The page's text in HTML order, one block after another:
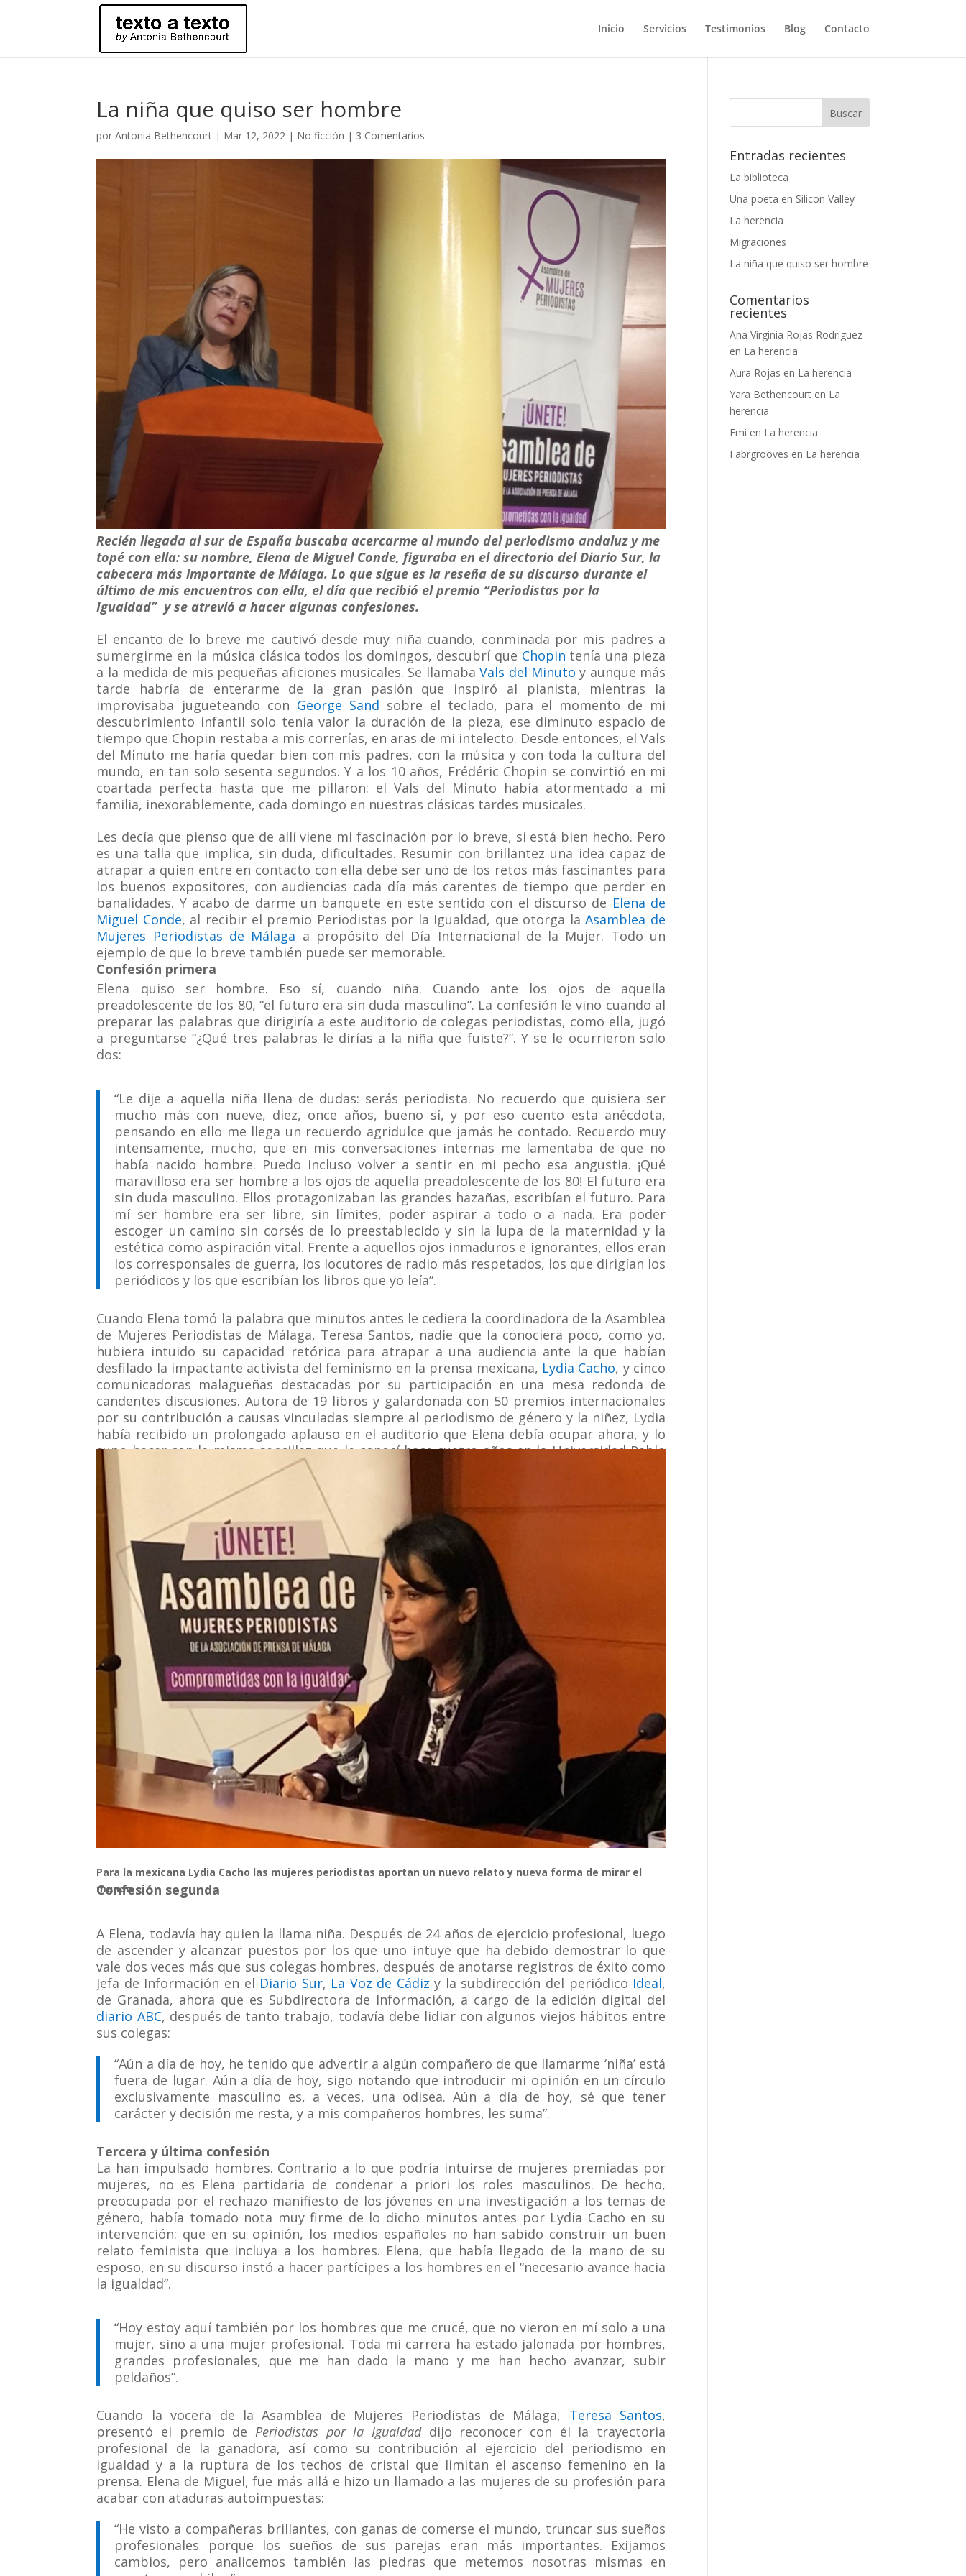
Inicio Servicios Testimonios Blog Contacto
La niña que quiso ser hombre
porAntonia Bethencourt | Mar 12, 2022 | No ficción | 3 Comentarios
Recién llegada al sur de España buscaba acercarme al mundo del periodismo andaluz y me
topé con ella: su nombre, Elena de Miguel Conde, figuraba en el directorio del Diario Sur, la
cabecera más importante de Málaga. Lo que sigue es la reseña de su discurso durante el
último de mis encuentros con ella, el día que recibió el premio “Periodistas por la
Igualdad” y se atrevió a hacer algunas confesiones.
El encanto de lo breve me cautivó desde muy niña cuando, conminada por mis padres a
sumergirme en la música clásica todos los domingos, descubrí que Chopin tenía una pieza
a la medida de mis pequeñas aficiones musicales. Se llamabaVals del Minuto y aunque más
tarde habría de enterarme de la gran pasión que inspiró al pianista, mientras la
improvisaba jugueteando con George Sand sobre el teclado, para el momento de mi
descubrimiento infantil solo tenía valor la duración de la pieza, ese diminuto espacio de
tiempo que Chopin restaba a mis correrías, en aras de mi intelecto. Desde entonces, el Vals
del Minuto me haría quedar bien con mis padres, con la música y con toda la cultura del
mundo, en tan solo sesenta segundos. Y a los 10 años, Frédéric Chopin se convirtió en mi
coartada perfecta hasta que me pillaron: el Vals del Minuto había atormentado a mi
familia, inexorablemente, cada domingo en nuestras clásicas tardes musicales.
Les decía que pienso que de allí viene mi fascinación por lo breve, si está bien hecho. Pero
es una talla que implica, sin duda, dificultades. Resumir con brillantez una idea capaz de
atrapar a quien entre en contacto con ella debe ser uno de los retos más fascinantes para
los buenos expositores, con audiencias cada día más carentes de tiempo que perder en
banalidades. Y acabo de darme un banquete en este sentido con el discurso de Elena de
Miguel Conde, al recibir el premio Periodistas por la Igualdad, que otorga laAsamblea de
Mujeres Periodistas de Málaga a propósito del Día Internacional de la Mujer. Todo un
ejemplo de que lo breve también puede ser memorable.
Confesión primera
Elena quiso ser hombre. Eso sí, cuando niña. Cuando ante los ojos de aquella
preadolescente de los 80, “el futuro era sin duda masculino”. La confesión le vino cuando al
preparar las palabras que dirigiría a este auditorio de colegas periodistas, como ella, jugó
a preguntarse “¿Qué tres palabras le dirías a la niña que fuiste?”. Y se le ocurrieron solo
dos:
“Le dije a aquella niña llena de dudas: serás periodista. No recuerdo que quisiera ser
mucho más con nueve, diez, once años, bueno sí, y por eso cuento esta anécdota,
pensando en ello me llega un recuerdo agridulce que jamás he contado. Recuerdo muy
intensamente, mucho, que en mis conversaciones internas me lamentaba de que no
había nacido hombre. Puedo incluso volver a sentir en mi pecho esa angustia. ¡Qué
maravilloso era ser hombre a los ojos de aquella preadolescente de los 80! El futuro era
sin duda masculino. Ellos protagonizaban las grandes hazañas, escribían el futuro. Para
mí ser hombre era ser libre, sin límites, poder aspirar a todo o a nada. Era poder
escoger un camino sin corsés de lo preestablecido y sin la lupa de la maternidad y la
estética como aspiración vital. Frente a aquellos ojos inmaduros e ignorantes, ellos eran
los corresponsales de guerra, los locutores de radio más respetados, los que dirigían los
periódicos y los que escribían los libros que yo leía”.
Cuando Elena tomó la palabra que minutos antes le cediera la coordinadora de la Asamblea
de Mujeres Periodistas de Málaga, Teresa Santos, nadie que la conociera poco, como yo,
hubiera intuido su capacidad retórica para atrapar a una audiencia ante la que habían
desfilado la impactante activista del feminismo en la prensa mexicana, Lydia Cacho, y cinco
comunicadoras malagueñas destacadas por su participación en una mesa redonda de
candentes discusiones. Autora de 19 libros y galardonada con 50 premios internacionales
por su contribución a causas vinculadas siempre al periodismo de género y la niñez, Lydia
había recibido un prolongado aplauso en el auditorio que Elena debía ocupar ahora, y lo
supo hacer con la misma sencillez que le conocí hace cuatro años en la Universidad Pablo
de Olavide, de Sevilla.
Para la mexicana Lydia Cacho las mujeres periodistas aportan un nuevo relato y nueva forma de mirar el
mundo.
Confesión segunda
A Elena, todavía hay quien la llama niña. Después de 24 años de ejercicio profesional, luego
de ascender y alcanzar puestos por los que uno intuye que ha debido demostrar lo que
vale dos veces más que sus colegas hombres, después de anotarse registros de éxito como
Jefa de Información en el Diario Sur, La Voz de Cádiz y la subdirección del periódico Ideal,
de Granada, ahora que es Subdirectora de Información, a cargo de la edición digital del
diario ABC, después de tanto trabajo, todavía debe lidiar con algunos viejos hábitos entre
sus colegas:
“Aún a día de hoy, he tenido que advertir a algún compañero de que llamarme ‘niña’ está
fuera de lugar. Aún a día de hoy, sigo notando que introducir mi opinión en un círculo
exclusivamente masculino es, a veces, una odisea. Aún a día de hoy, sé que tener
carácter y decisión me resta, y a mis compañeros hombres, les suma”.
Tercera y última confesión
La han impulsado hombres. Contrario a lo que podría intuirse de mujeres premiadas por
mujeres, no es Elena partidaria de condenar a priori los roles masculinos. De hecho,
preocupada por el rechazo manifiesto de los jóvenes en una investigación a los temas de
género, había tomado nota muy firme de lo dicho minutos antes por Lydia Cacho en su
intervención: que en su opinión, los medios españoles no han sabido construir un buen
relato feminista que incluya a los hombres. Elena, que había llegado de la mano de su
esposo, en su discurso instó a hacer partícipes a los hombres en el “necesario avance hacia
la igualdad”.
“Hoy estoy aquí también por los hombres que me crucé, que no vieron en mí solo a una
mujer, sino a una mujer profesional. Toda mi carrera ha estado jalonada por hombres,
grandes profesionales, que me han dado la mano y me han hecho avanzar, subir
peldaños”.
Cuando la vocera de la Asamblea de Mujeres Periodistas de Málaga, Teresa Santos,
presentó el premio de Periodistas por la Igualdaddijo reconocer con él la trayectoria
profesional de la ganadora, así como su contribución al ejercicio del periodismo en
igualdad y a la ruptura de los techos de cristal que limitan el ascenso femenino en la
prensa. Elena de Miguel, fue más allá e hizo un llamado a las mujeres de su profesión para
acabar con ataduras autoimpuestas:
“He visto a compañeras brillantes, con ganas de comerse el mundo, truncar sus sueños
profesionales porque los sueños de sus parejas eran más importantes. Exijamos
cambios, pero analicemos también las piedras que metemos nosotras mismas en
Entradas recientes
La biblioteca
Una poeta en Silicon Valley
La herencia
Migraciones
La niña que quiso ser hombre
Comentarios
recientes
Ana Virginia Rojas Rodríguez
en La herencia
Aura Rojas en La herencia
Yara Bethencourt en La
herencia
Emi en La herencia
Fabrgrooves en La herencia